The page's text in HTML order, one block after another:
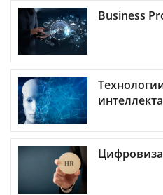
Business